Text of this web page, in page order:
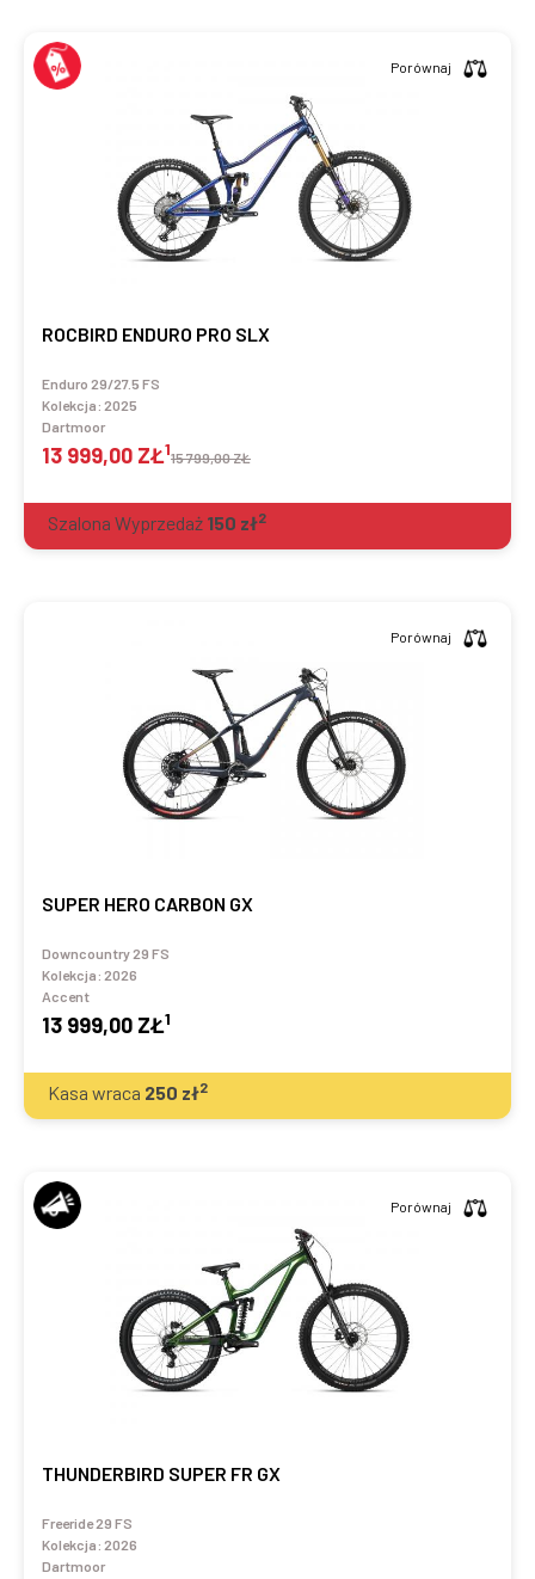
ROCBIRD ENDURO PRO SLX
Enduro 29/27.5 FS
Kolekcja: 2025
Dartmoor
13 999,00 ZŁ115 799,00 ZŁ
Porównaj
Szalona Wyprzedaż 150 zł2
SUPER HERO CARBON GX
Downcountry 29 FS
Kolekcja: 2026
Accent
13 999,00 ZŁ1
Porównaj
Kasa wraca 250 zł2
THUNDERBIRD SUPER FR GX
Freeride 29 FS
Kolekcja: 2026
Dartmoor
Porównaj